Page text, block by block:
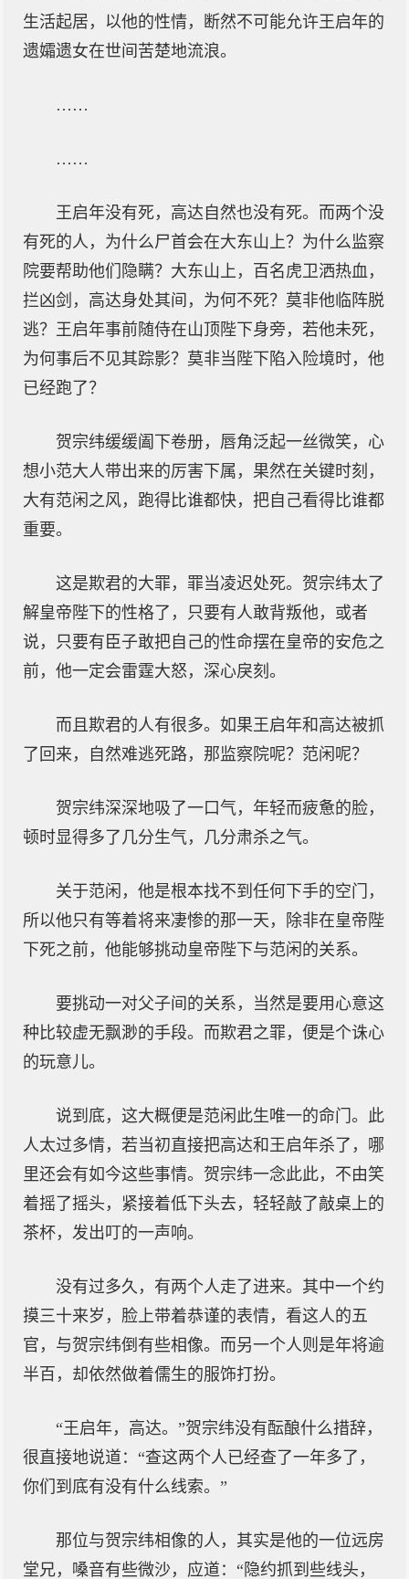
生活起居，以他的性情，断然不可能允许王启年的
遗孀遗女在世间苦楚地流浪。
……
……
王启年没有死，高达自然也没有死。而两个没
有死的人，为什么尸首会在大东山上？为什么监察
院要帮助他们隐瞒？大东山上，百名虎卫洒热血，
拦凶剑，高达身处其间，为何不死？莫非他临阵脱
逃？王启年事前随侍在山顶陛下身旁，若他未死，
为何事后不见其踪影？莫非当陛下陷入险境时，他
已经跑了？
贺宗纬缓缓阖下卷册，唇角泛起一丝微笑，心
想小范大人带出来的厉害下属，果然在关键时刻，
大有范闲之风，跑得比谁都快，把自己看得比谁都
重要。
这是欺君的大罪，罪当凌迟处死。贺宗纬太了
解皇帝陛下的性格了，只要有人敢背叛他，或者
说，只要有臣子敢把自己的性命摆在皇帝的安危之
前，他一定会雷霆大怒，深心戾刻。
而且欺君的人有很多。如果王启年和高达被抓
了回来，自然难逃死路，那监察院呢？范闲呢？
贺宗纬深深地吸了一口气，年轻而疲惫的脸，
顿时显得多了几分生气，几分肃杀之气。
关于范闲，他是根本找不到任何下手的空门，
所以他只有等着将来凄惨的那一天，除非在皇帝陛
下死之前，他能够挑动皇帝陛下与范闲的关系。
要挑动一对父子间的关系，当然是要用心意这
种比较虚无飘渺的手段。而欺君之罪，便是个诛心
的玩意儿。
说到底，这大概便是范闲此生唯一的命门。此
人太过多情，若当初直接把高达和王启年杀了，哪
里还会有如今这些事情。贺宗纬一念此此，不由笑
着摇了摇头，紧接着低下头去，轻轻敲了敲桌上的
茶杯，发出叮的一声响。
没有过多久，有两个人走了进来。其中一个约
摸三十来岁，脸上带着恭谨的表情，看这人的五
官，与贺宗纬倒有些相像。而另一个人则是年将逾
半百，却依然做着儒生的服饰打扮。
“王启年，高达。”贺宗纬没有酝酿什么措辞，
很直接地说道：“查这两个人已经查了一年多了，
你们到底有没有什么线索。”
那位与贺宗纬相像的人，其实是他的一位远房
堂兄，嗓音有些微沙，应道：“隐约抓到些线头，